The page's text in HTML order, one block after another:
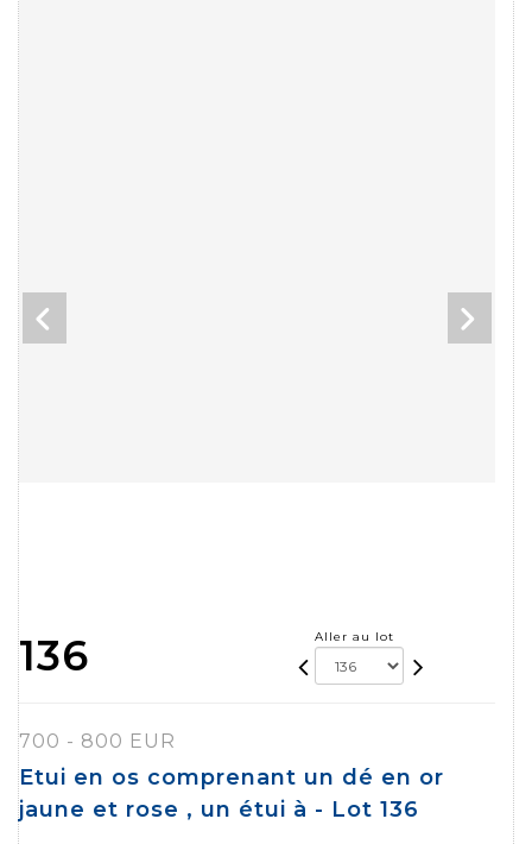
136 Aller au lot
700 - 800 EUR
Etui en os comprenant un dé en or
jaune et rose , un étui à - Lot 136